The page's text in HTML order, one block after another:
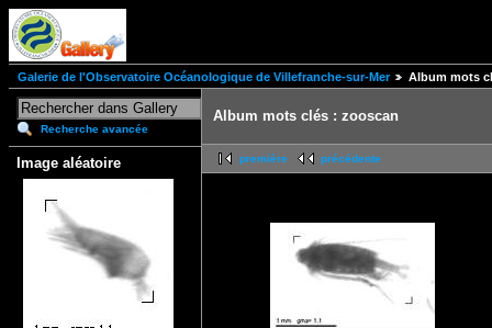
Galerie de l'Observatoire Océanologique de Villefranche-sur-Mer Album mots
Recherche avancée
Image aléatoire
Album mots clés : zooscan
première précédente